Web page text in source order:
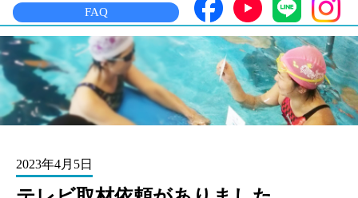
FAQ
2023年4月5日